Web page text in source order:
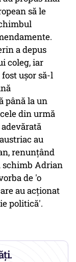
să le
a depus
coleg, iar
uşor să-l
până la un
din urmă
au
renunţând
schimb Adrian
de 'o
au acţionat
politică'.